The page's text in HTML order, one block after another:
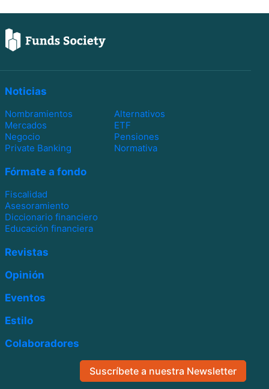
Noticias
Nombramientos
Alternativos
Mercados
ETF
Negocio
Pensiones
Private Banking
Normativa
Fórmate a fondo
Fiscalidad
Asesoramiento
Diccionario financiero
Educación financiera
Revistas
Opinión
Eventos
Estilo
Colaboradores
Suscríbete a nuestra Newsletter